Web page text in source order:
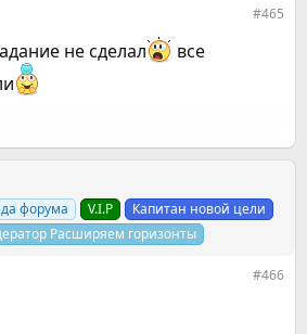
#465
не сделал
все
форума V.I.P
Капитан новой цели
Расширяем горизонты
#466